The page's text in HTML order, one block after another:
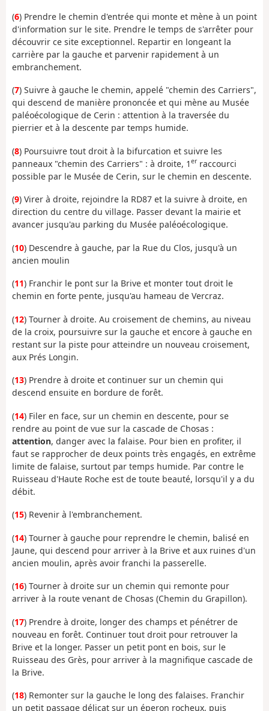
(6) Prendre le chemin d'entrée qui monte et mène à un point
d'information sur le site. Prendre le temps de s'arrêter pour
découvrir ce site exceptionnel. Repartir en longeant la
carrière par la gauche et parvenir rapidement à un
embranchement.
(7) Suivre à gauche le chemin, appelé "chemin des Carriers",
qui descend de manière prononcée et qui mène au Musée
paléoécologique de Cerin : attention à la traversée du
pierrier et à la descente par temps humide.
(8) Poursuivre tout droit à la bifurcation et suivre les
panneaux "chemin des Carriers" : à droite, 1 er raccourci
possible par le Musée de Cerin, sur le chemin en descente.
(9) Virer à droite, rejoindre la RD87 et la suivre à droite, en
direction du centre du village. Passer devant la mairie et
avancer jusqu'au parking du Musée paléoécologique.
(10) Descendre à gauche, par la Rue du Clos, jusqu'à un
ancien moulin
(11) Franchir le pont sur la Brive et monter tout droit le
chemin en forte pente, jusqu'au hameau de Vercraz.
(12) Tourner à droite. Au croisement de chemins, au niveau
de la croix, poursuivre sur la gauche et encore à gauche en
restant sur la piste pour atteindre un nouveau croisement,
aux Prés Longin.
(13) Prendre à droite et continuer sur un chemin qui
descend ensuite en bordure de forêt.
(14) Filer en face, sur un chemin en descente, pour se
rendre au point de vue sur la cascade de Chosas :
attention, danger avec la falaise. Pour bien en profiter, il
faut se rapprocher de deux points très engagés, en extrême
limite de falaise, surtout par temps humide. Par contre le
Ruisseau d'Haute Roche est de toute beauté, lorsqu'il y a du
débit.
(15) Revenir à l'embranchement.
(14) Tourner à gauche pour reprendre le chemin, balisé en
Jaune, qui descend pour arriver à la Brive et aux ruines d'un
ancien moulin, après avoir franchi la passerelle.
(16) Tourner à droite sur un chemin qui remonte pour
arriver à la route venant de Chosas (Chemin du Grapillon).
(17) Prendre à droite, longer des champs et pénétrer de
nouveau en forêt. Continuer tout droit pour retrouver la
Brive et la longer. Passer un petit pont en bois, sur le
Ruisseau des Grès, pour arriver à la magnifique cascade de
la Brive.
(18) Remonter sur la gauche le long des falaises. Franchir
un petit passage délicat sur un éperon rocheux, puis